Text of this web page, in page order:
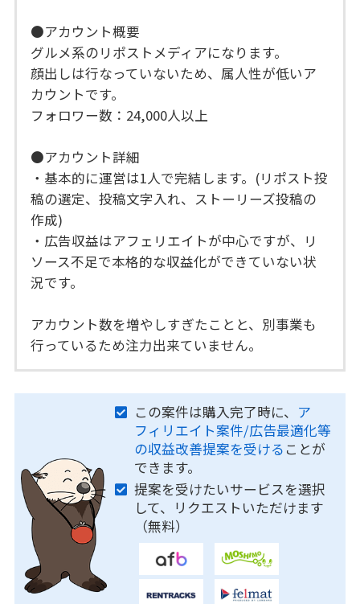
●アカウント概要
グルメ系のリポストメディアになります。
顔出しは行なっていないため、属人性が低いア
カウントです。
フォロワー数：24,000人以上
●アカウント詳細
・基本的に運営は1人で完結します。(リポスト投
稿の選定、投稿文字入れ、ストーリーズ投稿の
作成)
・広告収益はアフェリエイトが中心ですが、リ
ソース不足で本格的な収益化ができていない状
況です。
アカウント数を増やしすぎたことと、別事業も
行っているため注力出来ていません。
この案件は購入完了時に、 ア
フィリエイト案件/広告最適化等
の収益改善提案を受ける ことが
できます。
提案を受けたいサービスを選択
して、リクエストいただけます
（無料）